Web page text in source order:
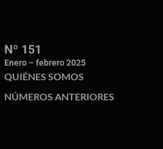
Nº 151
Enero – febrero 2025
QUIÉNES SOMOS
NÚMEROS ANTERIORES